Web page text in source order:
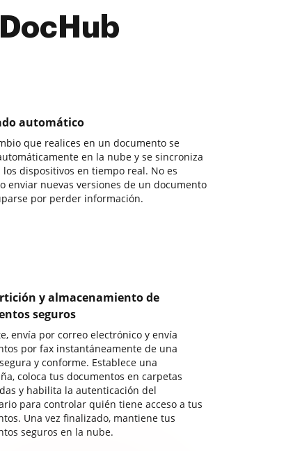
automático
que realices en un documento se
en la nube y se sincroniza
los dispositivos en tiempo real. No es
enviar nuevas versiones de un documento
por perder información.
y almacenamiento de
seguros
envía por correo electrónico y envía
por fax instantáneamente de una
y conforme. Establece una
coloca tus documentos en carpetas
y habilita la autenticación del
para controlar quién tiene acceso a tus
Una vez finalizado, mantiene tus
seguros en la nube.